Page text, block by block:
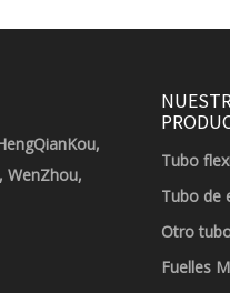
WenZhou,
Tubo
Tubo de
Otro
Fuelles